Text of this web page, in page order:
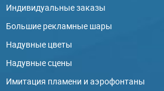
Индивидуальные заказы
Большие рекламные шары
Надувные цветы
Надувные сцены
Имитация пламени и аэрофонтаны